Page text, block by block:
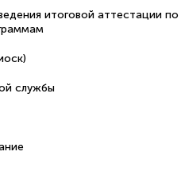
итоговой аттестации
службы